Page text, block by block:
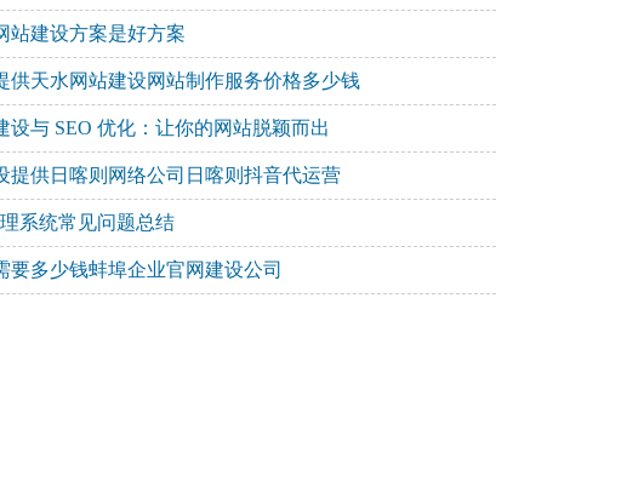
站建设方案是好方案
供天水网站建设网站制作服务价格多少钱
设与 SEO 优化：让你的网站脱颖而出
提供日喀则网络公司日喀则抖音代运营
系统常见问题总结
要多少钱蚌埠企业官网建设公司